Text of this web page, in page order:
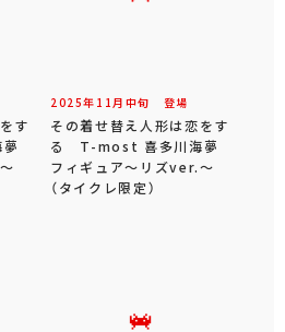
す
2025年 11 月 中旬 登場
その着せ替え人形は恋をす
る T-most 喜多川海夢
フィギュア～リズver.～
（タイクレ限定）